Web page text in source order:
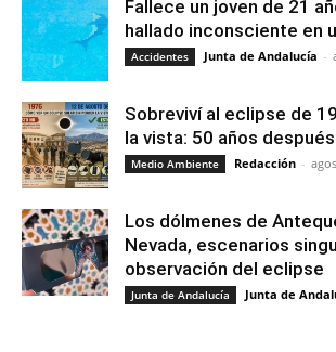
Fallece un joven de 21
hallado inconsciente en
Accidentes Junta de Andalucía -
Sobreviví al eclipse de
la vista: 50 años
Medio Ambiente Redacción -
Los dólmenes de
Nevada, escenarios
observación del eclipse
Junta de Andalucía Junta de